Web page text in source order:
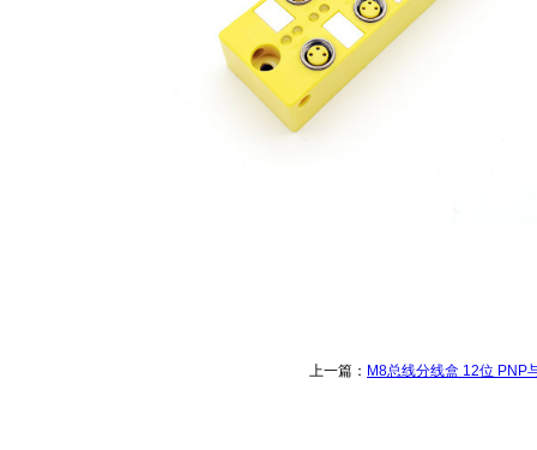
上一篇： M8总线分线盒 12位 PNP